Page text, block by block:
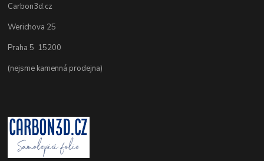
Carbon3d.cz
Werichova 25
Praha 5 15200
(nejsme kamenná prodejna)